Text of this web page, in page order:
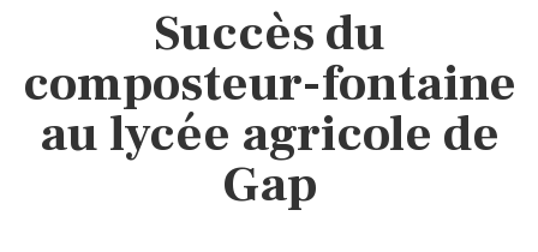
Succès du
composteur-fontaine
au lycée agricole de
Gap